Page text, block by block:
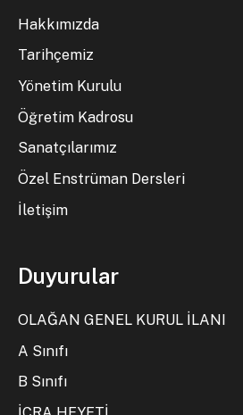
Hakkımızda
Tarihçemiz
Yönetim Kurulu
Öğretim Kadrosu
Sanatçılarımız
Özel Enstrüman Dersleri
İletişim
Duyurular
OLAĞAN GENEL KURUL İLANI
A Sınıfı
B Sınıfı